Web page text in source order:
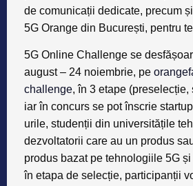
de comunicații dedicate, precum
5G Orange din București, pentru
5G Online Challenge se
august – 24 noiembrie, pe
challenge, în 3 etape
iar în concurs se pot înscrie
urile, studenții din universitățile
dezvoltatorii care au un produs
produs bazat pe tehnologiile 5G și
în etapa de selecție, participanții